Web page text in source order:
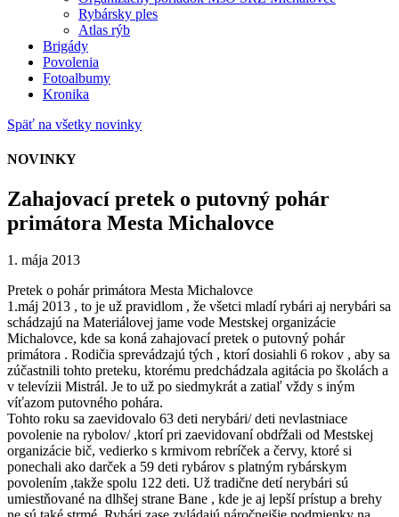
Rybársky ples
Atlas rýb
Brigády
Povolenia
Fotoalbumy
Kronika
Späť na všetky novinky
NOVINKY
Zahajovací pretek o putovný pohár
primátora Mesta Michalovce
1. mája 2013
Pretek o pohár primátora Mesta Michalovce
1.máj 2013 , to je už pravidlom , že všetci mladí rybári aj nerybári sa
schádzajú na Materiálovej jame vode Mestskej organizácie
Michalovce, kde sa koná zahajovací pretek o putovný pohár
primátora . Rodičia sprevádzajú tých , ktorí dosiahli 6 rokov , aby sa
zúčastnili tohto preteku, ktorému predchádzala agitácia po školách a
v televízii Mistrál. Je to už po siedmykrát a zatiaľ vždy s iným
víťazom putovného pohára.
Tohto roku sa zaevidovalo 63 deti nerybári/ deti nevlastniace
povolenie na rybolov/ ,ktorí pri zaevidovaní obdŕžali od Mestskej
organizácie bič, vedierko s krmivom rebríček a červy, ktoré si
ponechali ako darček a 59 deti rybárov s platným rybárskym
povolením ,takže spolu 122 deti. Už tradične detí nerybári sú
umiestňované na dlhšej strane Bane , kde je aj lepší prístup a brehy